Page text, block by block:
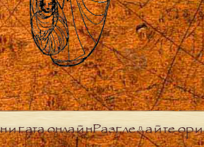
онлайнРазгледайте